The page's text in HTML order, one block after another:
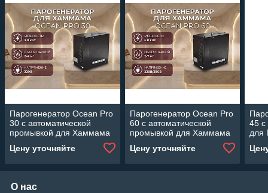
Парогенератор Ocean Pro
30 c автоматической
промывкой для Хаммама
(Мощность 3 кВт, объем 2-
4 м3)
Цену уточняйте
Парогенератор Ocean Pro
60 c автоматической
промывкой для Хаммама
(Мощность 6 кВт, объем 2-
7 м3)
Цену уточняйте
45 c
для
О нас